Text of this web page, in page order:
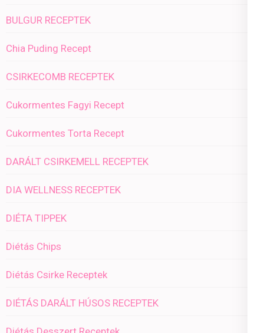
BULGUR RECEPTEK
Chia Puding Recept
CSIRKECOMB RECEPTEK
Cukormentes Fagyi Recept
Cukormentes Torta Recept
DARÁLT CSIRKEMELL RECEPTEK
DIA WELLNESS RECEPTEK
DIÉTA TIPPEK
Diétás Chips
Diétás Csirke Receptek
DIÉTÁS DARÁLT HÚSOS RECEPTEK